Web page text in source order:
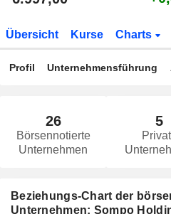
Übersicht Kurse Charts
Profil Unternehmensführung
26
Börsennotierte
Unternehmen
5
Beziehungs-Chart der
Unternehmen: Sompo